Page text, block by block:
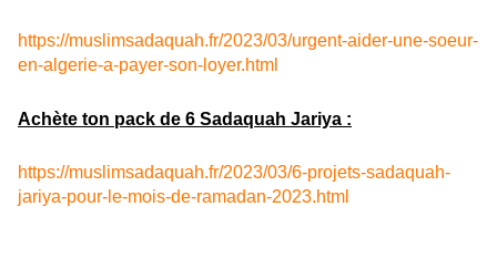
https://muslimsadaquah.fr/2023/03/urgent-aider-une-soeur-
en-algerie-a-payer-son-loyer.html
Achète ton pack de 6 Sadaquah Jariya :
https://muslimsadaquah.fr/2023/03/6-projets-sadaquah-
jariya-pour-le-mois-de-ramadan-2023.html